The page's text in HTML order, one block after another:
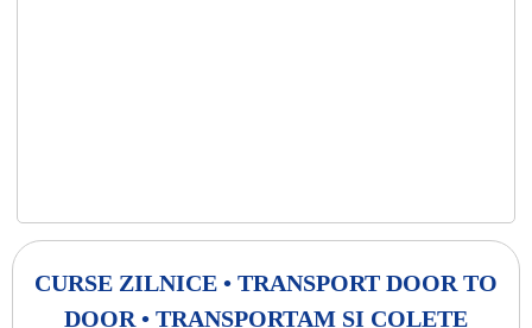
CURSE ZILNICE • TRANSPORT DOOR TO
DOOR • TRANSPORTAM SI COLETE